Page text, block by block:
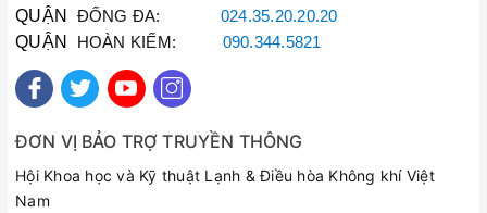
QUẬN ĐỐNG ĐA: 024.35.20.20.20
QUẬN HOÀN KIẾM: 090.344.5821
ĐƠN VỊ BẢO TRỢ TRUYỀN THÔNG
Hội Khoa học và Kỹ thuật Lạnh & Điều hòa Không khí Việt
Nam